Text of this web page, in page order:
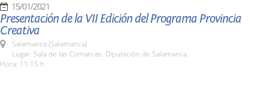
15/01/2021
Presentación de la VII Edición del Programa Provincia
Creativa
Salamanca (Salamanca)
Lugar: Sala de las Comarcas. Diputación de Salamanca
Hora: 11:15 h.